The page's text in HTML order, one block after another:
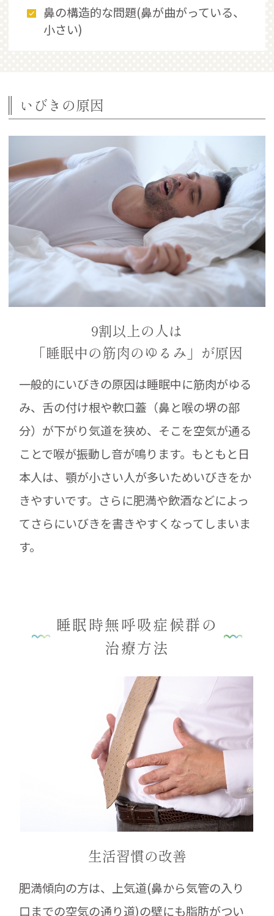
鼻の構造的な問題(鼻が曲がっている、
小さい)
いびきの原因
9割以上の人は
「睡眠中の筋肉のゆるみ」が原因
一般的にいびきの原因は睡眠中に筋肉がゆる
み、舌の付け根や軟口蓋（鼻と喉の堺の部
分）が下がり気道を狭め、そこを空気が通る
ことで喉が振動し音が鳴ります。もともと日
本人は、顎が小さい人が多いためいびきをか
きやすいです。さらに肥満や飲酒などによっ
てさらにいびきを書きやすくなってしまいま
す。
睡眠時無呼吸症候群の
治療方法
生活習慣の改善
肥満傾向の方は、上気道(鼻から気管の入り
口までの空気の通り道)の壁にも脂肪がつい